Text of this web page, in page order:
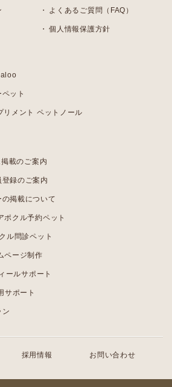
よくあるご質問（FAQ）
個人情報保護方針
ット
リメント ペットノール
載のご案内
録のご案内
の掲載について
ポクル予約ペット
ル問診ペット
ページ制作
ールサポート
サポート
ン
採用情報 お問い合わせ